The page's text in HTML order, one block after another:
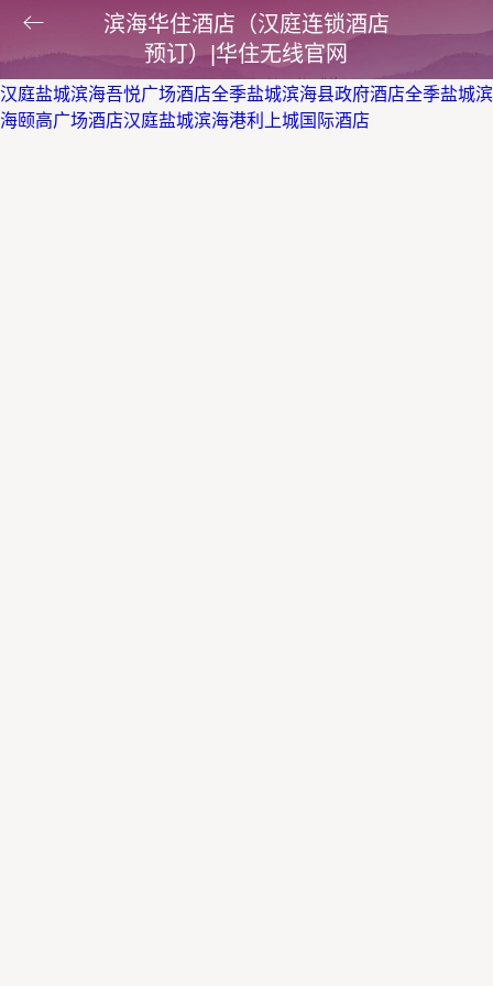
滨海华住酒店（汉庭连锁酒店
预订）|华住无线官网
汉庭盐城滨海吾悦广场酒店全季盐城滨海县政府酒店全季盐城滨
海颐高广场酒店汉庭盐城滨海港利上城国际酒店